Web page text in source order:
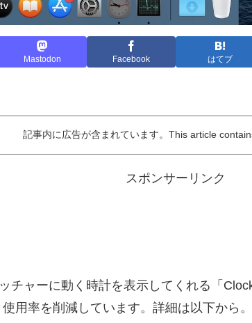
Mastodon Facebook はてブ
記事内に広告が含まれています。This article
スポンサーリンク
チャーに動く時計を表示してくれる「
用率を削減しています。詳細は以下から。